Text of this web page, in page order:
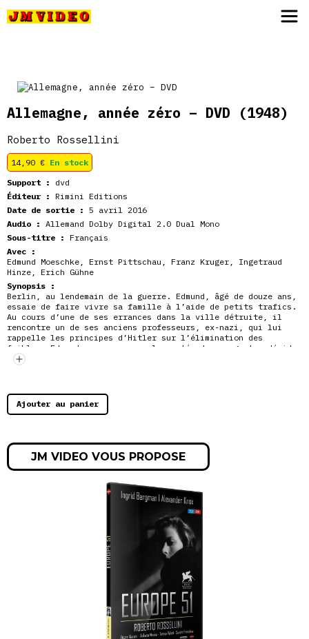
Allemagne, année zéro – DVD (1948)
Roberto Rossellini
14,90 € En stock
Support :
dvd
Éditeur : Rimini Editions
Date de sortie : 5 avril 2016
Audio : Allemand Dolby Digital 2.0 Dual Mono
Sous-titre : Français
Avec :
Edmund Moeschke , Ernst Pittschau , Franz Kruger , Ingetraud
Hinze , Erich Gühne
Synopsis :
Berlin, au lendemain de la guerre. Edmund, âgé de douze ans,
essaie de faire vivre sa famille à l’aide de petits trafics.
Au cours d’une de ses errances dans la ville détruite, il
rencontre un de ses anciens professeurs, ex-nazi, qui lui
rappelle les principes d’Hitler sur l’élimination des
faibles. Edmund, sans mesurer la portée de son geste, décide
alors d’empoisonner son père malade.
d’un enfant victime du nazisme – Prix du scénario, Festival
de Locarno 1948.
Ajouter au panier
JM VIDEO VOUS PROPOSE